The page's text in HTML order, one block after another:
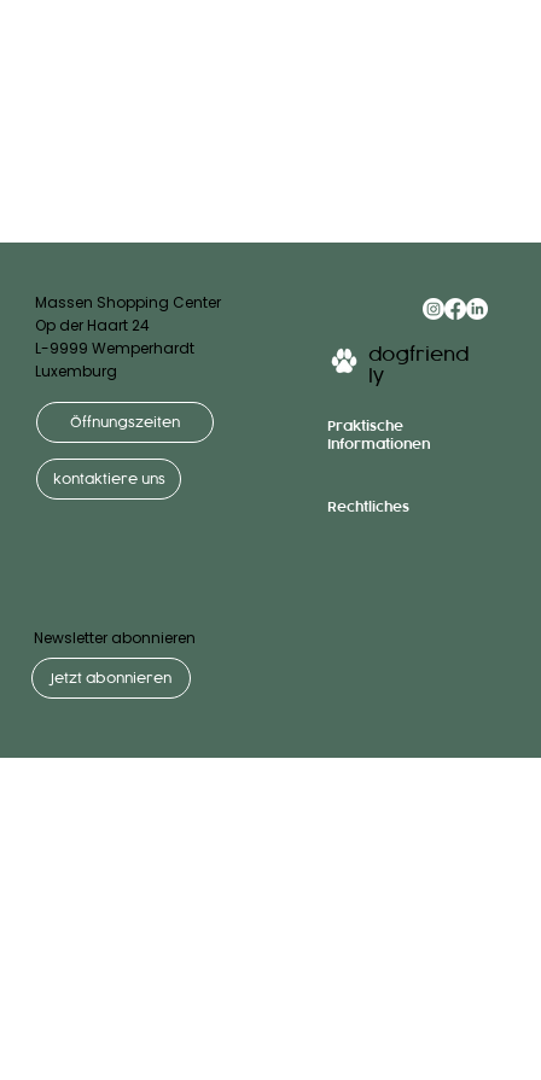
Newsletter abonnieren
Jetzt abonnieren
dogfriend
ly
Praktische
Informationen
Rechtliches
Massen Shopping Center
Op der Haart 24
L-9999 Wemperhardt
Luxemburg
Öffnungszeiten
kontaktiere uns